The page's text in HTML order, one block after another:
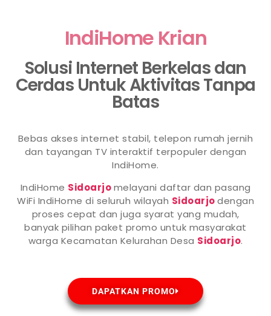
IndiHome Krian
Solusi Internet Berkelas dan
Cerdas Untuk Aktivitas Tanpa
Batas
Bebas akses internet stabil, telepon rumah jernih
dan tayangan TV interaktif terpopuler dengan
IndiHome.
IndiHome Sidoarjomelayani daftar dan pasang
WiFi IndiHome di seluruh wilayah Sidoarjodengan
proses cepat dan juga syarat yang mudah,
banyak pilihan paket promo untuk masyarakat
warga Kecamatan Kelurahan Desa Sidoarjo.
DAPATKAN PROMO